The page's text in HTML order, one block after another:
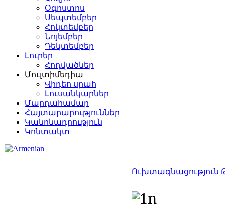
Օգոստոս
Սեպտեմբեր
Հոկտեմբեր
Նոյեմբեր
Դեկտեմբեր
Լուրեր
Հոդվածներ
Մուլտիմեդիա
Վիդեո սրահ
Լուսանկարներ
Մարդահամար
Հայտարարություններ
Կանոնադրություն
Կոնտակտ
Ուխտագնացություն